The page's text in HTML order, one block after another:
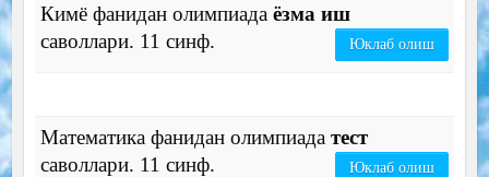
Кимё фанидан олимпиада ёзма иш
саволлари. 11 синф.
Юклаб олиш
Математика фанидан олимпиада тест
саволлари. 11 синф.
Юклаб олиш